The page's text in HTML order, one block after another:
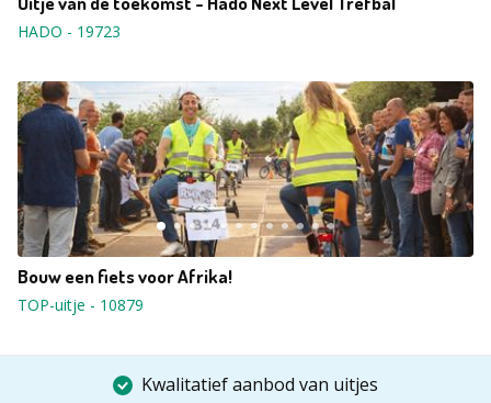
HADO - 19723
Bouw een fiets voor Afrika!
TOP-uitje - 10879
Kwalitatief aanbod van uitjes